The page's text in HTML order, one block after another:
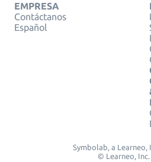
EMPRESA
Contáctanos
Español
Symbolab, a Learneo,
© Learneo, Inc.